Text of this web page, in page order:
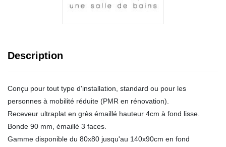
Description
Conçu pour tout type d'installation, standard ou pour les
personnes à mobilité réduite (PMR en rénovation).
Receveur ultraplat en grès émaillé hauteur 4cm à fond lisse.
Bonde 90 mm, émaillé 3 faces.
Gamme disponible du 80x80 jusqu'au 140x90cm en fond